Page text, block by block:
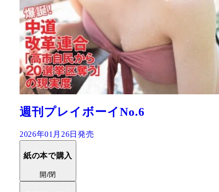
週刊プレイボーイNo.6
2026年01月26日発売
紙の本で購入
開/閉